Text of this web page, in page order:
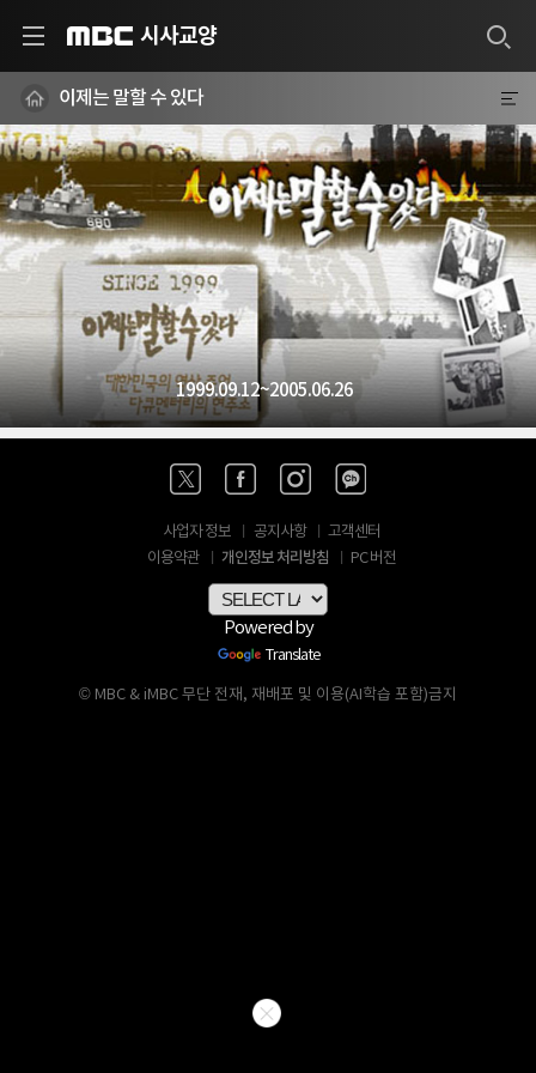
시사교양
이제는 말할 수 있다
1999.09.12~2005.06.26
사업자 정보 공지사항
고객센터
이용약관
개인정보 처리방침 PC 버전
Powered by
Translate
© MBC & iMBC 무단 전재, 재배포 및 이용(AI학습 포함)금지